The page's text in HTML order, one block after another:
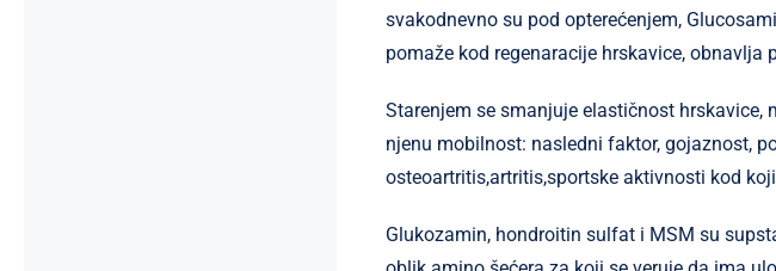
svakodnevno su pod opterećenjem,
pomaže kod regenaracije hrskavice,
Starenjem se smanjuje elastičnost
njenu mobilnost: nasledni faktor, gojaznost,
osteoartritis,artritis,sportske aktivnosti kod
Glukozamin, hondroitin sulfat i MSM su